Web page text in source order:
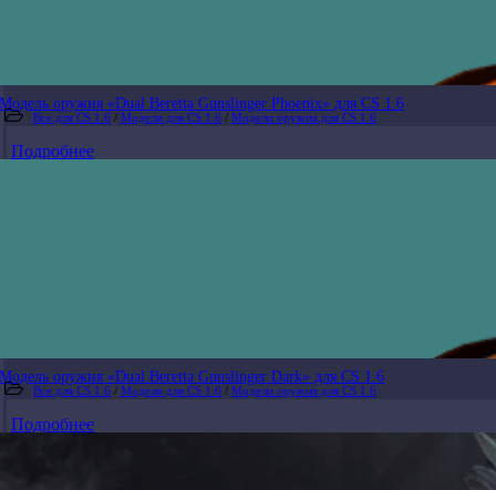
Модель оружия «Dual Beretta Gunslinger Phoenix» для CS 1.6
Все для CS 1.6 / Модели для CS 1.6 / Модели оружия для CS 1.6
Подробнее
Модель оружия «Dual Beretta Gunslinger Dark» для CS 1.6
Все для CS 1.6 / Модели для CS 1.6 / Модели оружия для CS 1.6
Подробнее